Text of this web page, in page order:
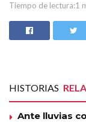
Tiempo de lectura:1
HISTORIAS
Ante lluvias